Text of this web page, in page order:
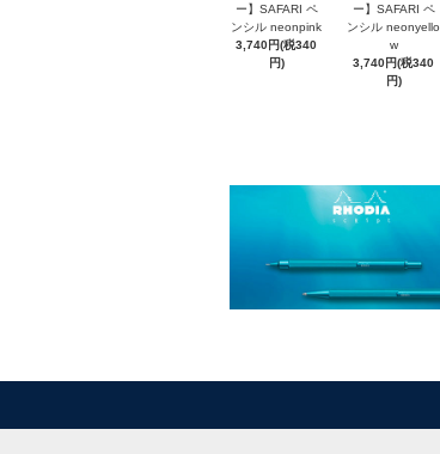
ー】SAFARI ペ
ンシル neonpink
3,740円(税340
円)
ー】SAFARI ペ
ンシル neonyello
w
3,740円(税340
円)